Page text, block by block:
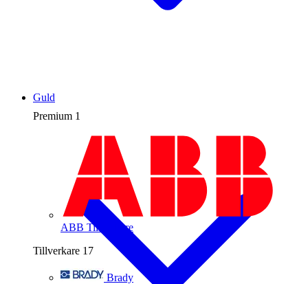
Premium 1
ABB Tillverkare
Tillverkare 17
Brady
Guld